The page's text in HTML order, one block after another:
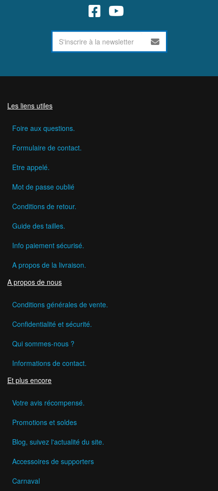
Les liens utiles
Foire aux questions.
Formulaire de contact.
Etre appelé.
Mot de passe oublié
Conditions de retour.
Guide des tailles.
Info paiement sécurisé.
A propos de la livraison.
A propos de nous
Conditions générales de vente.
Confidentialité et sécurité.
Qui sommes-nous ?
Informations de contact.
Et plus encore
Votre avis récompensé.
Promotions et soldes
Blog, suivez l'actualité du site.
Accessoires de supporters
Carnaval